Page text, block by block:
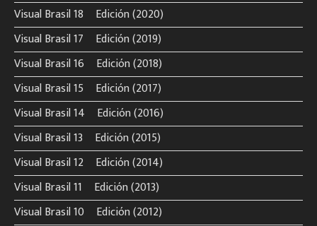
Visual Brasil 18º Edición (2020)
Visual Brasil 17º Edición (2019)
Visual Brasil 16º Edición (2018)
Visual Brasil 15º Edición (2017)
Visual Brasil 14º Edición (2016)
Visual Brasil 13º Edición (2015)
Visual Brasil 12º Edición (2014)
Visual Brasil 11º Edición (2013)
Visual Brasil 10º Edición (2012)